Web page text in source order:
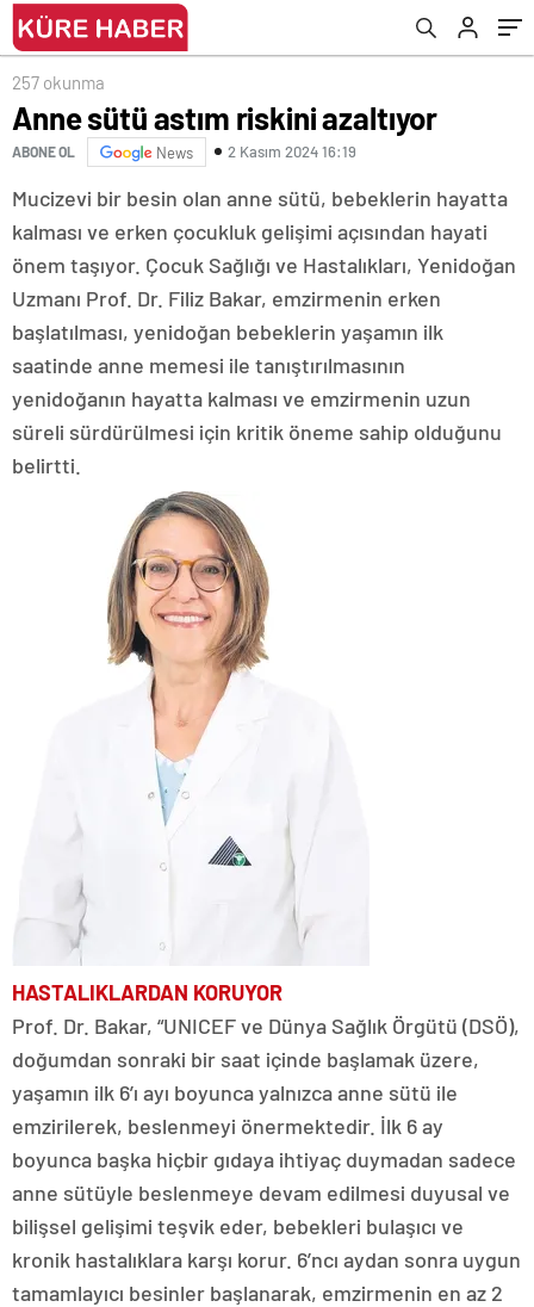
257 okunma
Anne sütü astım riskini azaltıyor
ABONE OL News 2 Kasım 2024 16:19
Mucizevi bir besin olan anne sütü, bebeklerin hayatta
kalması ve erken çocukluk gelişimi açısından hayati
önem taşıyor. Çocuk Sağlığı ve Hastalıkları, Yenidoğan
Uzmanı Prof. Dr. Filiz Bakar, emzirmenin erken
başlatılması, yenidoğan bebeklerin yaşamın ilk
saatinde anne memesi ile tanıştırılmasının
yenidoğanın hayatta kalması ve emzirmenin uzun
süreli sürdürülmesi için kritik öneme sahip olduğunu
belirtti.
HASTALIKLARDAN KORUYOR
Prof. Dr. Bakar, “UNICEF ve Dünya Sağlık Örgütü (DSÖ),
doğumdan sonraki bir saat içinde başlamak üzere,
yaşamın ilk 6’ı ayı boyunca yalnızca anne sütü ile
emzirilerek, beslenmeyi önermektedir. İlk 6 ay
boyunca başka hiçbir gıdaya ihtiyaç duymadan sadece
anne sütüyle beslenmeye devam edilmesi duyusal ve
bilişsel gelişimi teşvik eder, bebekleri bulaşıcı ve
kronik hastalıklara karşı korur. 6’ncı aydan sonra uygun
tamamlayıcı besinler başlanarak, emzirmenin en az 2